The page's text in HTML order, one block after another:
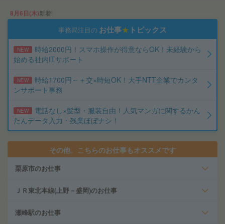
8月6日(木)新着!
事務局注目の お仕事★ トピックス
NEW
時給2000円！スマホ操作が得意ならOK！未経験から
始める社内ITサポート
NEW
時給1700円～＋交×時短OK！大手NTT企業でカンタ
ンサポート事務
NEW
電話なし×髪型・服装自由！人気マンガに関するかん
たんデータ入力・残業ほぼナシ！
その他、こちらのお仕事もオススメです
栗原市のお仕事
ＪＲ東北本線(上野－盛岡)のお仕事
瀬峰駅のお仕事